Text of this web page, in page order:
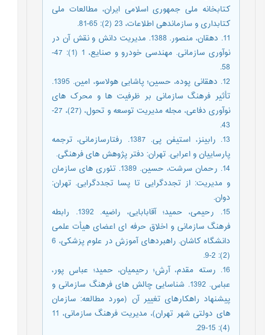
کتابخانه ملی جمهوری اسلامی ایران، مطالعات ملی
کتابداری و سازماندهی اطلاعات، 23 (2): 65-81.
11. دهقان، منصور. 1388. مدیریت دانش و نقش آن در
نوآوری سازمانی. مهندسی خودرو و صنایع، 1 (1): 47-
58.
12. دهقانی پوده، حسین؛ پاشایی هولاسو، امین. 1395.
تأثیر فرهنگ سازمانی بر ظرفیت ها و محرک های
نوآوری دفاعی، مجله مدیریت توسعه و تحول، (27)، 27-
43.
13. رابینز، استیفن پی. 1387. رفتارسازمانی، ترجمه
پارساییان و اعرابی. تهران: دفتر پژوهش های فرهنگی.
14. رحمان سرشت، حسین. 1389. تئوری های سازمان
و مدیریت: از تجددگرایی تا پسا تجددگرایی. تهران:
دوان.
15. رحیمی، حمید؛ آقابابایی، راضیه. 1392. رابطه
فرهنگ سازمانی و اخلاق حرفه ای اعضای هیأت علمی
دانشگاه کاشان. راهبردهای آموزش در علوم پزشکی، 6
16. رسته مقدم، آرش؛ رحیمیان، حمید؛ عباس پور،
عباس. 1392. شناسایی چالش های فرهنگ سازمانی و
پیشنهاد راهکارهای تغییر آن (مورد مطالعه: سازمان
های دولتی شهر تهران)، مدیریت فرهنگ سازمانی، 11